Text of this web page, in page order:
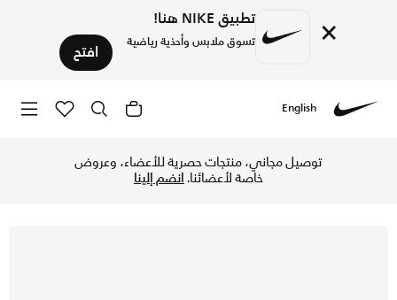
× تطبيق NIKE هنا!
تسوق ملابس وأحذية رياضية افتح
English
توصيل مجاني، منتجات حصرية للأعضاء، وعروض
خاصة لأعضائنا.انضم إلينا